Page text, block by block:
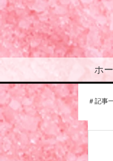
ホ
＃記事